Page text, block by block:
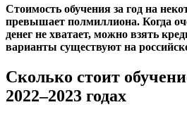
Стоимость обучения за год на
превышает полмиллиона. Когда
денег не хватает, можно взять
варианты существуют на
Сколько стоит
2022–2023 годах